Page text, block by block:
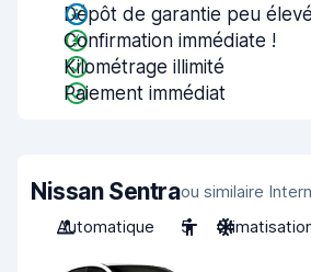
Dépôt de garantie peu élevé
Confirmation immédiate !
Kilométrage illimité
Paiement immédiat
Nissan Sentraou similaire
Automatique
5